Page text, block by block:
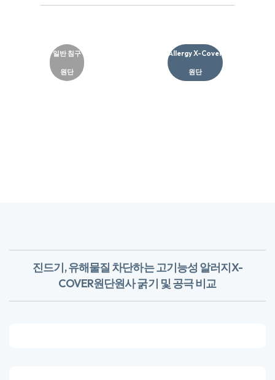
일반 침구
원단
Allergy X-Cover
원단​
진드기, 유해물질 차단하는 고기능성 알러지X-
COVER원단​원사 굵기 및 공극 비교